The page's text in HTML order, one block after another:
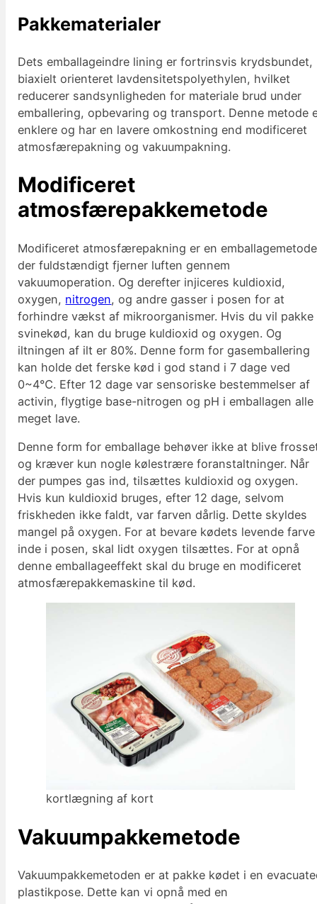
Pakkematerialer
Dets emballageindre lining er fortrinsvis krydsbundet,
biaxielt orienteret lavdensitetspolyethylen, hvilket
reducerer sandsynligheden for materiale brud under
emballering, opbevaring og transport. Denne metode
enklere og har en lavere omkostning end modificeret
atmosfærepakning og vakuumpakning.
Modificeret
atmosfærepakkemetode
Modificeret atmosfærepakning er en
der fuldstændigt fjerner luften gennem
vakuumoperation. Og derefter injiceres kuldioxid,
oxygen, nitrogen, og andre gasser i posen for at
forhindre vækst af mikroorganismer. Hvis du vil pakke
svinekød, kan du bruge kuldioxid og oxygen. Og
iltningen af ilt er 80%. Denne form for gasemballering
kan holde det ferske kød i god stand i 7 dage ved
0~4℃. Efter 12 dage var sensoriske bestemmelser af
activin, flygtige base-nitrogen og pH i emballagen alle
meget lave.
Denne form for emballage behøver ikke at blive
og kræver kun nogle kølestrære foranstaltninger. Når
der pumpes gas ind, tilsættes kuldioxid og oxygen.
Hvis kun kuldioxid bruges, efter 12 dage, selvom
friskheden ikke faldt, var farven dårlig. Dette skyldes
mangel på oxygen. For at bevare kødets levende farve
inde i posen, skal lidt oxygen tilsættes. For at opnå
denne emballageeffekt skal du bruge en modificeret
atmosfærepakkemaskine til kød.
kortlægning af kort
Vakuumpakkemetode
Vakuumpakkemetoden er at pakke kødet i en
plastikpose. Dette kan vi opnå med en